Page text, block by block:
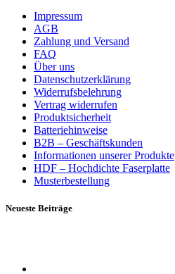
Impressum
AGB
Zahlung und Versand
FAQ
Über uns
Datenschutzerklärung
Widerrufsbelehrung
Vertrag widerrufen
Produktsicherheit
Batteriehinweise
B2B – Geschäftskunden
Informationen unserer Produkte
HDF – Hochdichte Faserplatte
Musterbestellung
Neueste Beiträge